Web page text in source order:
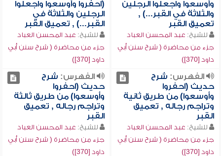
وأوسعوا واجعلوا الرجلين
والثلاثة في القبر...) ,
تعميق القبر
للشيخ: عبد المحسن العباد
جزء من محاضرة ( شرح سنن أبي
داود [370])
(احفروا وأوسعوا واجعلوا
الرجلين والثلاثة في
القبر...) , تعميق القبر
للشيخ: عبد المحسن العباد
جزء من محاضرة ( شرح سنن أبي
داود [370])
الفهرس: شرح
حديث (احفروا
وأوسعوا) من طريق ثانية
وتراجم رجاله , تعميق
القبر
للشيخ: عبد المحسن العباد
جزء من محاضرة ( شرح سنن أبي
داود [370])
الفهرس: شرح
حديث (احفروا
وأوسعوا) من طريق ثالثة
وتراجم رجاله , تعميق
القبر
للشيخ: عبد المحسن العباد
جزء من محاضرة ( شرح سنن أبي
داود [370])